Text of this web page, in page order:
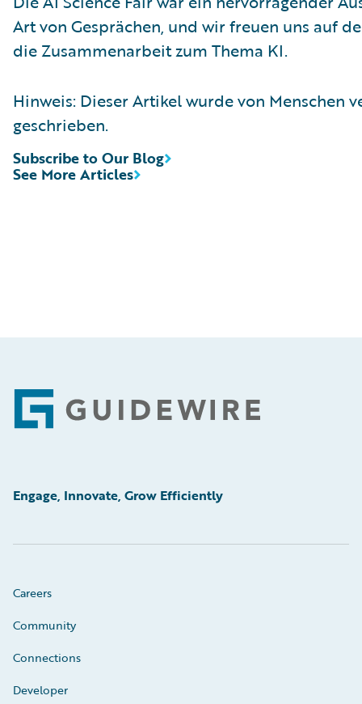
Art von Gesprächen, und wir freuen uns auf
die Zusammenarbeit zum Thema KI.
Hinweis: Dieser Artikel wurde von Menschen
geschrieben.
See More Articles
Subscribe to Our Blog
Footer
Engage, Innovate, Grow Efficiently
Careers
Community
Connections
Developer